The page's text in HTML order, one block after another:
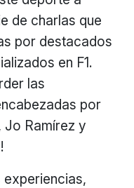
de charlas que
por destacados
en F1.
las
por
Jo Ramírez y